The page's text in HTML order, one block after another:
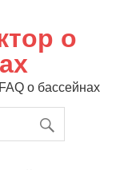
о
о бассейнах